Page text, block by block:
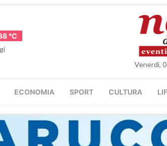
°C
Venerdì,
ECONOMIA SPORT CULTURA